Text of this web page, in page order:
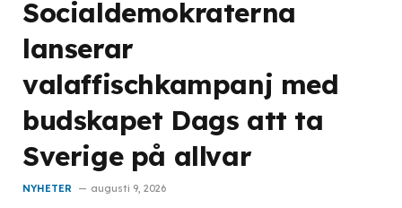
Socialdemokraterna
lanserar
valaffischkampanj med
budskapet Dags att ta
Sverige på allvar
NYHETER augusti 9, 2026